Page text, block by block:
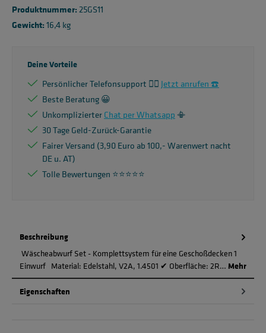
Produktnummer:25GS11
Gewicht:16,4 kg
Deine Vorteile
Persönlicher Telefonsupport 🙋‍♂️ Jetzt anrufen ☎️
Beste Beratung 😀
UnkomplizierterChat per Whatsapp 📳
30 Tage Geld-Zurück-Garantie
Fairer Versand (3,90 Euro ab 100,- Warenwert nacht
DE u. AT)
Tolle Bewertungen ⭐️⭐️⭐️⭐️⭐️
Beschreibung
Wäscheabwurf Set - Komplettsystem für eine Geschoßdecken 1
Einwurf Material: Edelstahl, V2A, 1.4501 ✔ Oberfläche: 2R… Mehr
Eigenschaften